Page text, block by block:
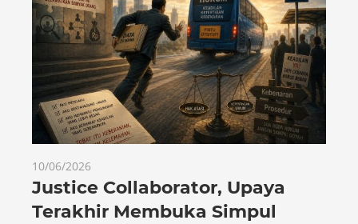
10/06/2026
Justice Collaborator, Upaya
Terakhir Membuka Simpul